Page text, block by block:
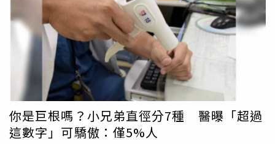
「完全看不懂，越想越不對，我老公是不是隱瞞了什
麼」？ 真相竟是丈夫股票慘不忍睹！（圖／翻攝爆怨公
社）當原PO的貼文曝光後，底下吸引4千多名網友朝聖，不
少網友看到茶杯竟高喊，「不管股票還是喝茶，台積電還是
大GG
，我都覺得這男的『屎』定」、「出貨群組=約茶群
組？」「老公可以到國安局上班了，發展一套新版摩斯密
碼」、「這一篇真有趣，但應該是約女人」。 真相竟是丈
夫股票慘不忍睹！（圖／翻攝爆怨公社）正當網友們以為這
對夫妻要鬧家庭革命時，真相終於出爐，原PO上傳了「超
狂解說版本」，原來是股票「凍頂殘綠」，這位人夫深怕被
你是巨根嗎？小兄弟直徑分7種 醫曝「超過
這數字」可驕傲：僅5%人